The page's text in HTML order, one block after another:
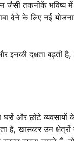
जैसी तकनीकें भविष्य
देने के लिए नई
दक्षता बढ़ती है,
और छोटे व्यवसायों
है, खासकर उन